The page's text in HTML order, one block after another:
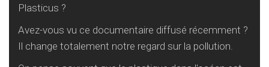
Plasticus ?
Avez-vous vu ce documentaire diffusé récemment ?
Il change totalement notre regard sur la pollution.